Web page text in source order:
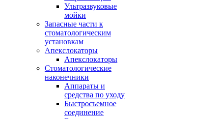
Ультразвуковые
мойки
Запасные части к
стоматологическим
установкам
Апекслокаторы
Апекслокаторы
Стоматологические
наконечники
Аппараты и
средства по уходу
Быстросъемное
соединение